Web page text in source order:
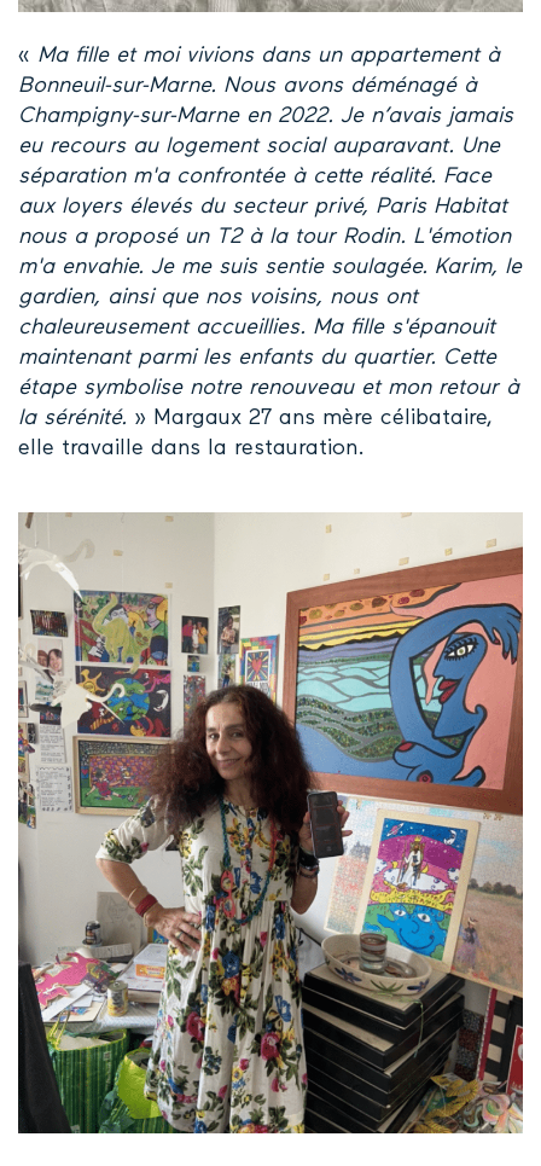
« Ma fille et moi vivions dans un appartement à
Bonneuil-sur-Marne. Nous avons déménagé à
Champigny-sur-Marne en 2022. Je n’avais jamais
eu recours au logement social auparavant. Une
séparation m'a confrontée à cette réalité. Face
aux loyers élevés du secteur privé, Paris Habitat
nous a proposé un T2 à la tour Rodin. L'émotion
m'a envahie. Je me suis sentie soulagée. Karim, le
gardien, ainsi que nos voisins, nous ont
chaleureusement accueillies. Ma fille s'épanouit
maintenant parmi les enfants du quartier. Cette
étape symbolise notre renouveau et mon retour à
la sérénité. » Margaux 27 ans mère célibataire,
elle travaille dans la restauration.